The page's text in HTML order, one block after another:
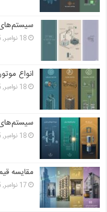
18 نوامبر, 2025
انواع
18 نوامبر, 2025
18 نوامبر, 2025
مقایسه
17 نوامبر, 2025